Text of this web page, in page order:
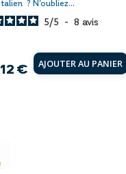
? N'oubliez...
€ AJOUTER AU PANIER
5/5 - 8 avis